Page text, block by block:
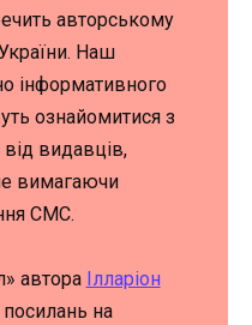
авторському
Наш
інформативного
ознайомитися з
видавців,
вимагаючи
СМС.
автора Ілларіон
на